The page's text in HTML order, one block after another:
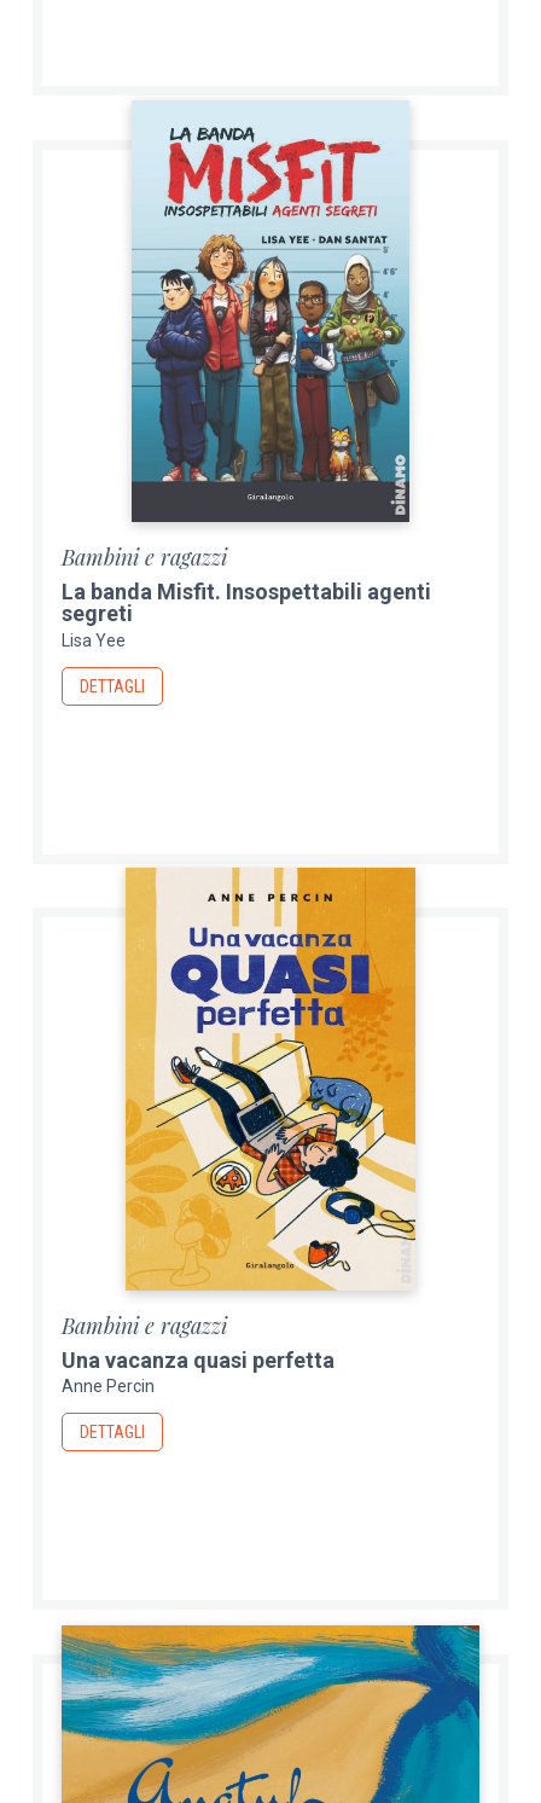
Bambini e ragazzi
La banda Misfit. Insospettabili agenti
segreti
Lisa Yee
DETTAGLI
Bambini e ragazzi
Una vacanza quasi perfetta
Anne Percin
DETTAGLI